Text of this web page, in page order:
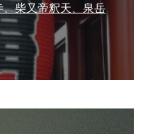
柴又帝釈天、泉岳